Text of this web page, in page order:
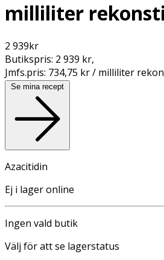
milliliter
2 939kr
Butikspris: 2 939 kr,
Jmfs.pris: 734,75 kr / milliliter
Se mina recept
Azacitidin
Ej i lager online
Ingen vald butik
Välj för att se lagerstatus